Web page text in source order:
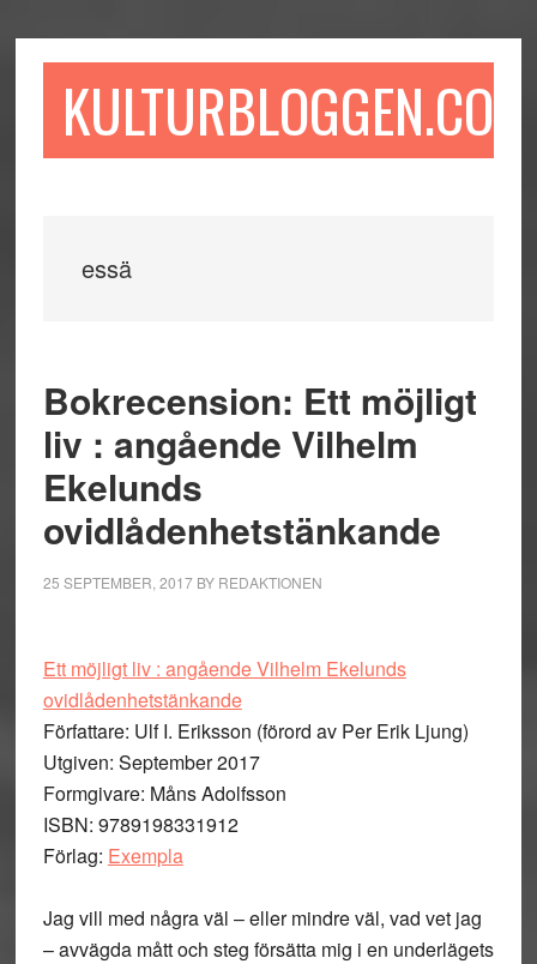
till
till
sidofältet
till
KULTURBLOGGEN.COM
essä
Bokrecension: Ett möjligt
liv : angående Vilhelm
Ekelunds
ovidlådenhetstänkande
25 SEPTEMBER, 2017BY REDAKTIONEN
Ett möjligt liv : angående Vilhelm Ekelunds
ovidlådenhetstänkande
Författare: Ulf I. Eriksson (förord av Per Erik Ljung)
Utgiven: September 2017
Formgivare: Måns Adolfsson
ISBN: 9789198331912
Förlag: Exempla
Jag vill med några väl – eller mindre väl, vad vet jag
– avvägda mått och steg försätta mig i en underlägets